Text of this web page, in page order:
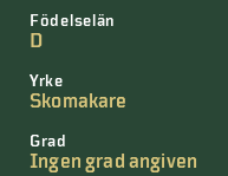
Födelselän
D
Yrke
Skomakare
Grad
Ingen grad angiven